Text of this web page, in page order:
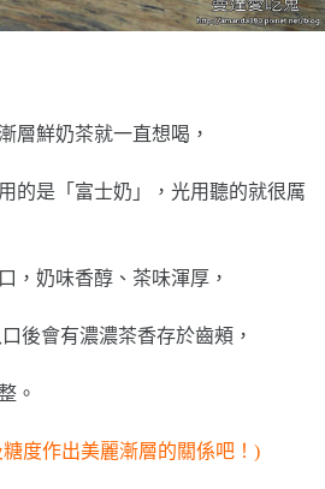
層鮮奶茶就一直想喝，
的是「富士奶」，光用聽的就很厲
，奶味香醇、茶味渾厚，
後會有濃濃茶香存於齒頰，
。
度作出美麗漸層的關係吧！)